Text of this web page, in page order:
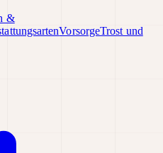
&
VorsorgeTrost und